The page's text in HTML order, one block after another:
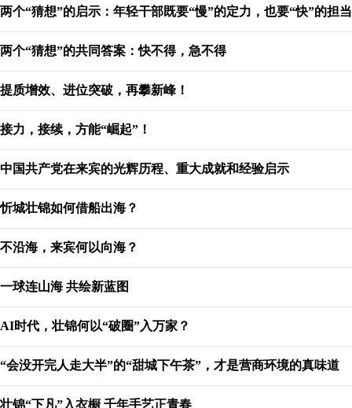
两个“猜想”的启示：年轻干部既要“慢”的定力，也要“快”的担当
两个“猜想”的共同答案：快不得，急不得
提质增效、进位突破，再攀新峰！
接力，接续，方能“崛起”！
中国共产党在来宾的光辉历程、重大成就和经验启示
忻城壮锦如何借船出海？
不沿海，来宾何以向海？
一球连山海 共绘新蓝图
AI时代，壮锦何以“破圈”入万家？
“会没开完人走大半”的“甜城下午茶”，才是营商环境的真味道
壮锦“下凡”入衣橱 千年手艺正青春